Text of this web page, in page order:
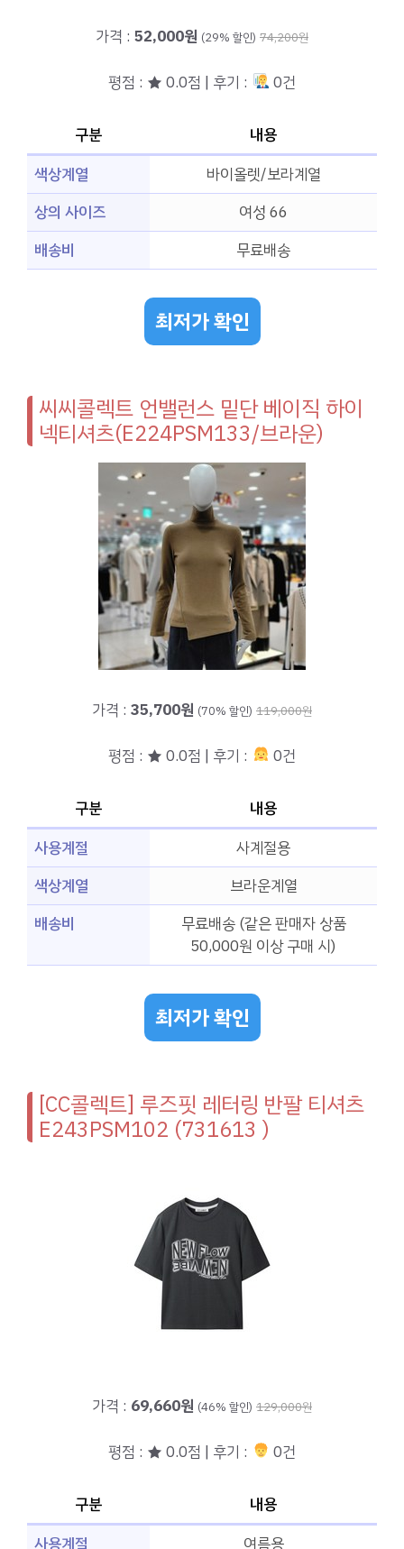
가격 : 52,000원 (29% 할인) 74,200원
평점 : ★ 0.0점 | 후기 : 0건
구분
내용
색상계열
바이올렛/보라계열
상의 사이즈
여성 66
배송비
무료배송
최저가 확인
씨씨콜렉트 언밸런스 밑단 베이직 하이
넥티셔츠(E224PSM133/브라운)
가격 : 35,700원 (70% 할인) 119,000원
평점 : ★ 0.0점 | 후기 : 0건
구분
내용
사용계절
사계절용
색상계열
브라운계열
배송비
무료배송 (같은 판매자 상품
50,000원 이상 구매 시)
최저가 확인
[CC콜렉트] 루즈핏 레터링 반팔 티셔츠
E243PSM102 (731613 )
가격 : 69,660원 (46% 할인) 129,000원
평점 : ★ 0.0점 | 후기 : 0건
구분
내용
사용계절
여름용